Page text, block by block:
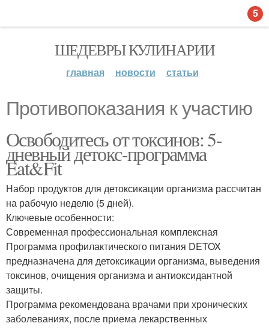
ШЕДЕВРЫ КУЛИНАРИИ
главная новости статьи
Противопоказания к участию
Освободитесь от токсинов: 5-
дневный детокс-программа
Eat&Fit
Набор продуктов для детоксикации организма рассчитан
на рабочую неделю (5 дней).
Ключевые особенности:
Современная профессиональная комплексная
Программа профилактического питания DETOX
предназначена для детоксикации организма, выведения
токсинов, очищения организма и антиоксидантной
защиты.
Программа рекомендована врачами при хронических
заболеваниях, после приема лекарственных
5